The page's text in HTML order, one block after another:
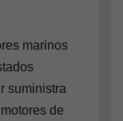
marinos
suministra
de